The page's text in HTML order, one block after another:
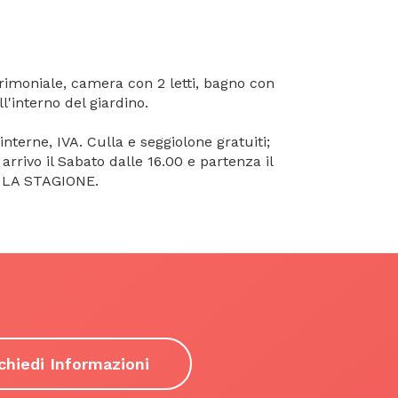
camera con 2 letti, bagno con
del giardino.
IVA. Culla e seggiolone gratuiti;
il Sabato dalle 16.00 e partenza il
STAGIONE.
Informazioni